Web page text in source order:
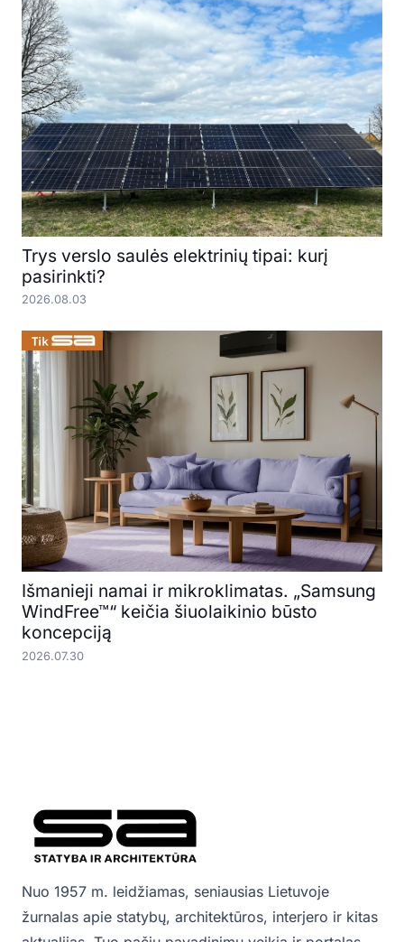
Trys verslo saulės elektrinių tipai: kurį
pasirinkti?
2026.08.03
Išmanieji namai ir mikroklimatas. „Samsung
WindFree™“ keičia šiuolaikinio būsto
koncepciją
2026.07.30
Nuo 1957 m. leidžiamas, seniausias Lietuvoje
žurnalas apie statybų, architektūros, interjero ir kitas